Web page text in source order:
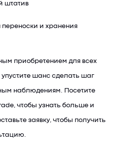
штатив
и хранения
приобретением для всех
шанс сделать шаг
наблюдениям. Посетите
чтобы узнать больше и
заявку, чтобы получить